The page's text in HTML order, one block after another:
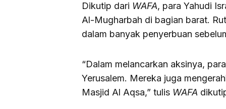
Dikutip dari WAFA, para Yahudi
Al-Mugharbah di bagian barat.
dalam banyak penyerbuan
“Dalam melancarkan aksinya,
Yerusalem. Mereka juga
Masjid Al Aqsa,” tulis WAFA